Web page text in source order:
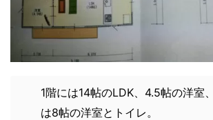
1階には14帖のLDK、4.5帖の洋室
は8帖の洋室とトイレ。